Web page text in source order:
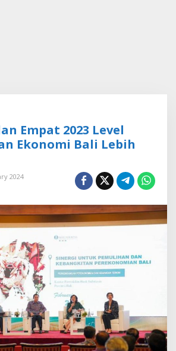
d
2
Empat 2023 Level
Ekonomi Bali Lebih
2024